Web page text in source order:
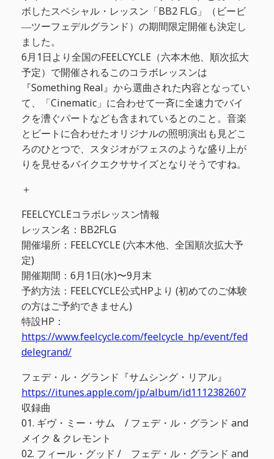
ボしたスペシャル・レッスン「BB2 FLG」（ビービ
―ツーフェデルグランド）の期間限定開催も決定し
ました。
6月1日より全国のFEELCYCLE（六本木他、順次拡大
予定）で開催されるこのコラボレッスンは
『Something Real』から選曲された内容となってい
て、「Cinematic」に合わせて一斉に全速力でバイ
クを漕ぐパートなども含まれているとのこと。音楽
とビートに合わせたオリジナルの照明演出も見どこ
ろのひとつで、スタジオがフェスのような盛り上が
りを見せるバイクエクササイズとなりそうですね。
＋
FEELCYCLEコラボレッスン情報
レッスン名：BB2FLG
開催場所：FEELCYCLE (六本木他、全国順次拡大予
定)
開催期間：6月1日(水)〜9月末
予約方法：FEELCYCLE公式HPより (初めてのご体験
の方はご予約できません)
特設HP：
https://www.feelcycle.com/feelcycle_hp/event/fed
delegrand/
フェデ・ル・グランド『サムシング・リアル』
https://itunes.apple.com/jp/album/id1112382607
収録曲
01. ギヴ・ミー・サム / フェデ・ル・グランド and
メイク & クレモント
02. フィール・グッド / フェデ・ル・グランド and